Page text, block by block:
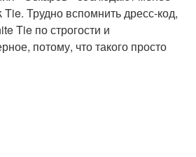
Трудно вспомнить дресс-код,
Tie по строгости и
потому, что такого просто